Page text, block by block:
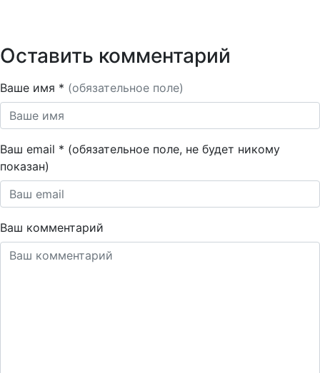
Оставить комментарий
Ваше имя * (обязательное поле)
Ваш email * (обязательное поле, не будет никому
показан)
Ваш комментарий